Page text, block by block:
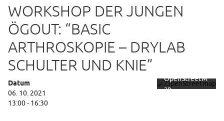
WORKSHOP DER JUNGEN
ÖGOUT: “BASIC
ARTHROSKOPIE – DRYLAB
SCHULTER UND KNIE”
Mit dem
Laden der
Sie die
OpenStreetM
ap
Datum
06. 10. 2021
13:00 - 16:30